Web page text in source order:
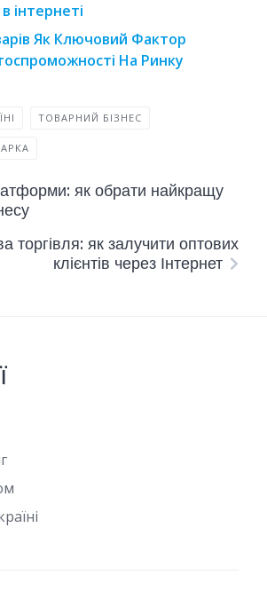
інтернеті
Як Ключовий Фактор
На Ринку
ТОВАРНИЙ БІЗНЕС
як обрати найкращу
торгівля: як залучити оптових
клієнтів через Інтернет